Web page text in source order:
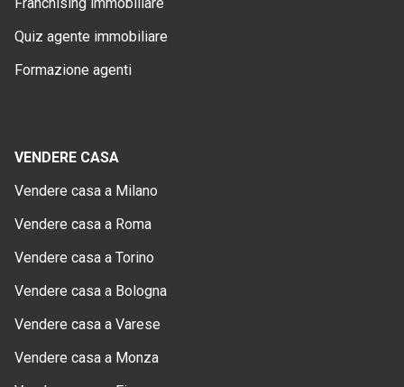
Quiz agente immobiliare
Formazione agenti
VENDERE CASA
Vendere casa a Milano
Vendere casa a Roma
Vendere casa a Torino
Vendere casa a Bologna
Vendere casa a Varese
Vendere casa a Monza